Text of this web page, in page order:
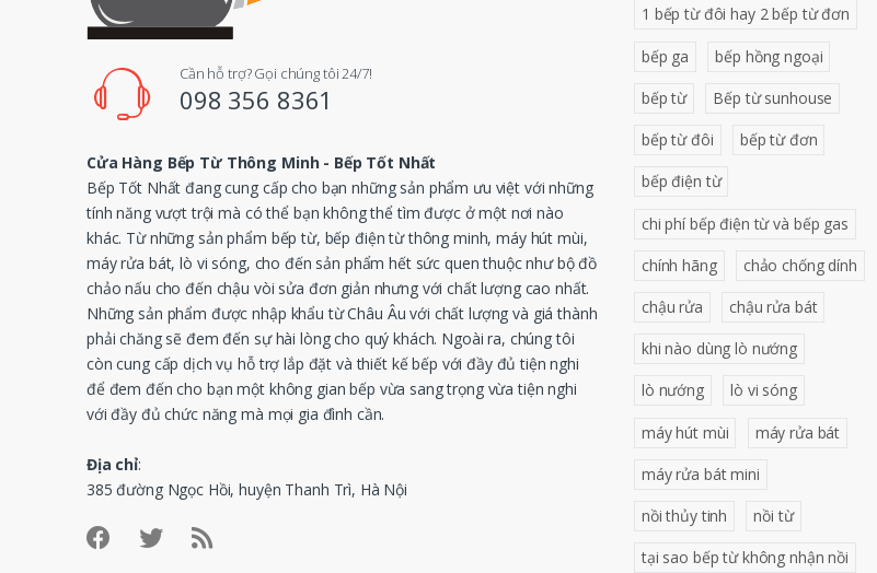
Cần hỗ trợ? Gọi chúng tôi 24/7!
098 356 8361
Cửa Hàng Bếp Từ Thông Minh - Bếp Tốt Nhất
Bếp Tốt Nhất đang cung cấp cho bạn những sản phẩm ưu việt với những
tính năng vượt trội mà có thể bạn không thể tìm được ở một nơi nào
khác. Từ những sản phẩm bếp từ, bếp điện từ thông minh, máy hút mùi,
máy rửa bát, lò vi sóng, cho đến sản phẩm hết sức quen thuộc như bộ đồ
chảo nấu cho đến chậu vòi sửa đơn giản nhưng với chất lượng cao nhất.
Những sản phẩm được nhập khẩu từ Châu Âu với chất lượng và giá thành
phải chăng sẽ đem đến sự hài lòng cho quý khách. Ngoài ra, chúng tôi
còn cung cấp dịch vụ hỗ trợ lắp đặt và thiết kế bếp với đầy đủ tiện nghi
để đem đến cho bạn một không gian bếp vừa sang trọng vừa tiện nghi
với đầy đủ chức năng mà mọi gia đình cần.
Địa chỉ:
385 đường Ngọc Hồi, huyện Thanh Trì, Hà Nội
1 bếp từ đôi hay 2 bếp từ đơn
bếp ga bếp hồng ngoại
bếp từ Bếp từ sunhouse
bếp từ đôi bếp từ đơn
bếp điện từ
chi phí bếp điện từ và bếp gas
chính hãng chảo chống dính
chậu rửa chậu rửa bát
khi nào dùng lò nướng
lò nướng lò vi sóng
máy hút mùi máy rửa bát
máy rửa bát mini
nồi thủy tinh nồi từ
tại sao bếp từ không nhận nồi